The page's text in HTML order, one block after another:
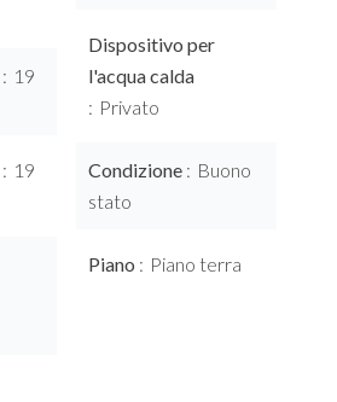
19
19
Dispositivo per
l'acqua calda
Privato
Condizione
Buono
stato
Piano Piano terra